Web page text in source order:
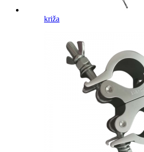
križa